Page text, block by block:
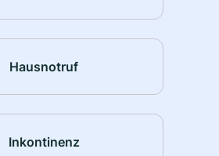
Hausnotruf
Inkontinenz